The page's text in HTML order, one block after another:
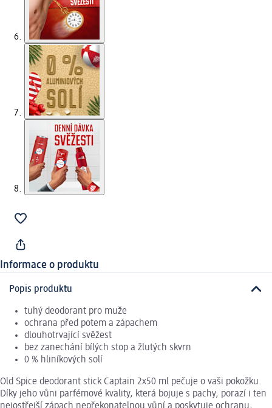
Informace o produktu
Popis produktu
tuhý deodorant pro muže
ochrana před potem a zápachem
dlouhotrvající svěžest
bez zanechání bílých stop a žlutých skvrn
0 % hliníkových solí
Old Spice deodorant stick Captain 2x50 ml pečuje o vaši pokožku.
Díky jeho vůni parfémové kvality, která bojuje s pachy, porazí i ten